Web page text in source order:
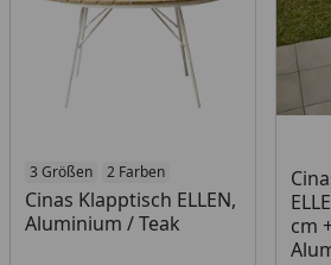
3 Größen 2 Farben
Cinas Klapptisch ELLEN,
Aluminium / Teak
cm